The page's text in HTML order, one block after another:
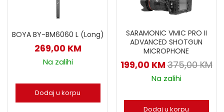
BOYA BY-BM6060 L (Long)
269,00 KM
Na zalihi
Dodaj u korpu
SARAMONIC VMIC PRO II
ADVANCED SHOTGUN
MICROPHONE
199,00 KM375,00KM
Na zalihi
Dodaj u korpu